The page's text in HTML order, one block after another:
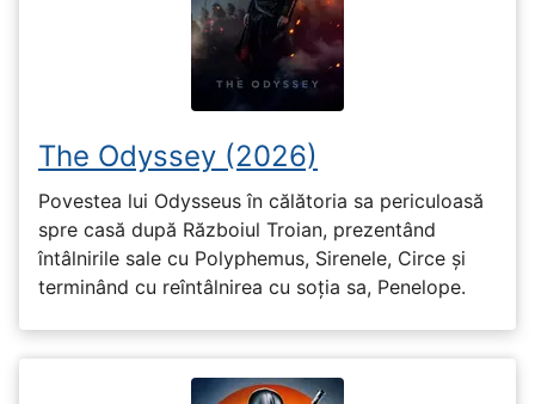
The Odyssey (2026)
Povestea lui Odysseus în călătoria sa periculoasă
spre casă după Războiul Troian, prezentând
întâlnirile sale cu Polyphemus, Sirenele, Circe și
terminând cu reîntâlnirea cu soția sa, Penelope.